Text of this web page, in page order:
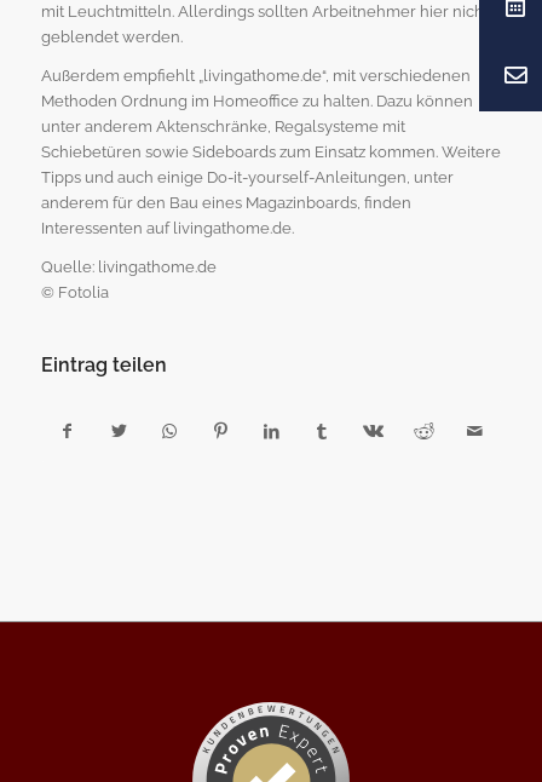
mit Leuchtmitteln. Allerdings sollten Arbeitnehmer hier nicht
geblendet werden.
Außerdem empfiehlt „livingathome.de“, mit verschiedenen
Methoden Ordnung im Homeoffice zu halten. Dazu können
unter anderem Aktenschränke, Regalsysteme mit
Schiebetüren sowie Sideboards zum Einsatz kommen. Weitere
Tipps und auch einige Do-it-yourself-Anleitungen, unter
anderem für den Bau eines Magazinboards, finden
Interessenten auf livingathome.de.
Quelle: livingathome.de
© Fotolia
Eintrag teilen